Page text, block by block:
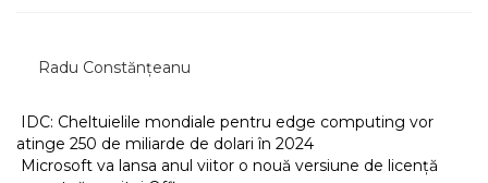
Radu Constănțeanu
IDC: Cheltuielile mondiale pentru edge computing vor
atinge 250 de miliarde de dolari în 2024
Microsoft va lansa anul viitor o nouă versiune de licență